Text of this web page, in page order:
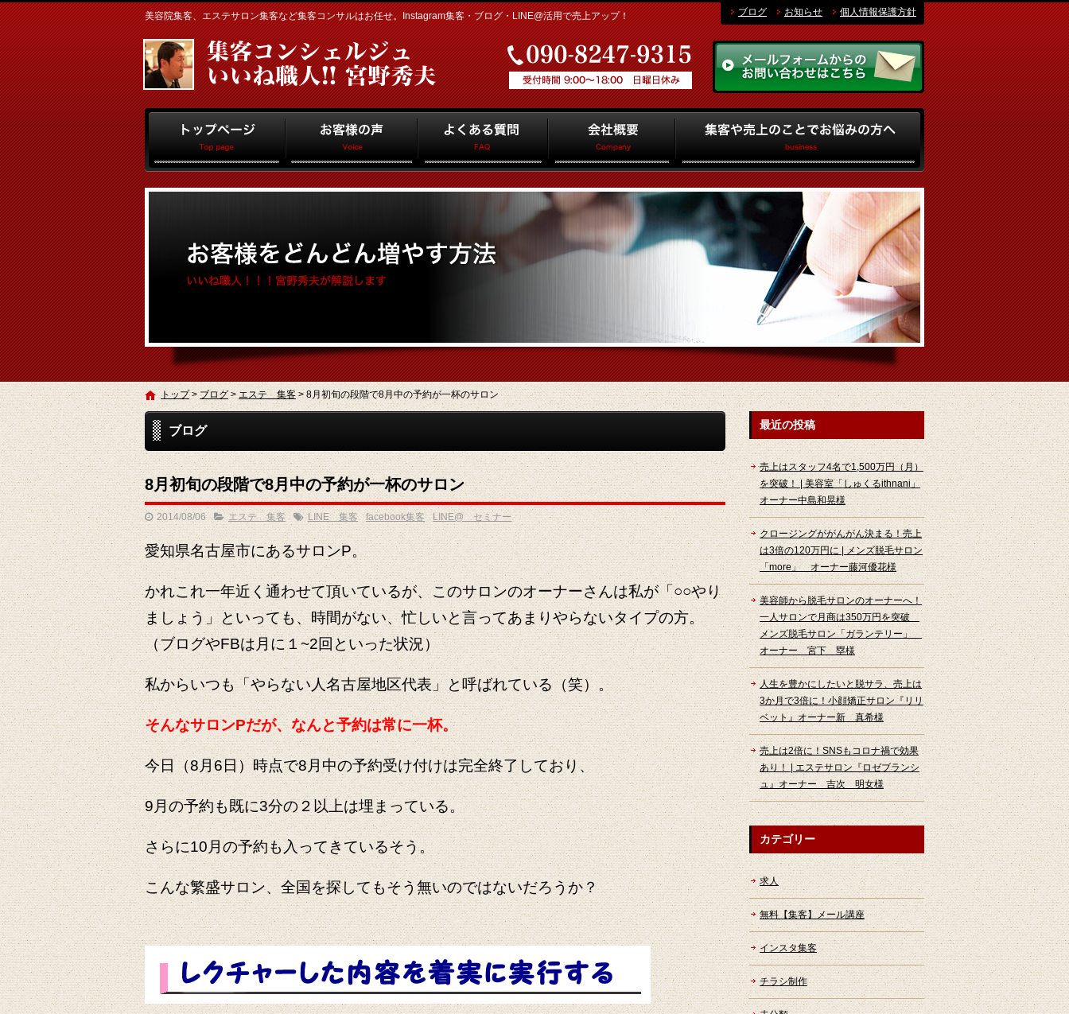
美容院集客、エステサロン集客など集客コンサルはお任せ。Instagram集客・ブログ・LINE@活用で売上アップ！ ブログ お知らせ 個人情報保護方針
トップ>ブログ>エステ 集客>8月初旬の段階で8月中の予約が一杯のサロン
ブログ
8月初旬の段階で8月中の予約が一杯のサロン
2014/08/06 エステ 集客 LINE 集客 facebook集客 LINE@ セミナー
愛知県名古屋市にあるサロンP。
かれこれ一年近く通わせて頂いているが、このサロンのオーナーさんは私が「○○やり
ましょう」といっても、時間がない、忙しいと言ってあまりやらないタイプの方。
（ブログやFBは月に１~2回といった状況）
私からいつも「やらない人名古屋地区代表」と呼ばれている（笑）。
そんなサロンPだが、なんと予約は常に一杯。
今日（8月6日）時点で8月中の予約受け付けは完全終了しており、
9月の予約も既に3分の２以上は埋まっている。
さらに10月の予約も入ってきているそう。
こんな繁盛サロン、全国を探してもそう無いのではないだろうか？
最近の投稿
売上はスタッフ4名で1,500万円（月）
を突破！ | 美容室「しゅくるithnani」
オーナー中島和晃様
クロージングががんがん決まる！売上
は3倍の120万円に | メンズ脱毛サロン
「more」 オーナー藤河優花様
美容師から脱毛サロンのオーナーへ！
一人サロンで月商は350万円を突破
メンズ脱毛サロン「ガランテリー」
オーナー 宮下 塁様
人生を豊かにしたいと脱サラ、売上は
3か月で3倍に！小顔矯正サロン『リリ
ベット』オーナー新 真希様
売上は2倍に！SNSもコロナ禍で効果
あり！ | エステサロン『ロゼブランシ
ュ』オーナー 吉次 明女様
カテゴリー
求人
無料【集客】メール講座
インスタ集客
チラシ制作